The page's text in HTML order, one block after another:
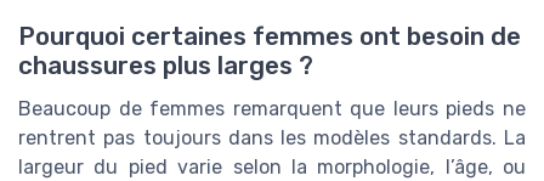
Pourquoi certaines femmes ont besoin de
chaussures plus larges ?
Beaucoup de femmes remarquent que leurs pieds ne
rentrent pas toujours dans les modèles standards. La
largeur du pied varie selon la morphologie, l’âge, ou